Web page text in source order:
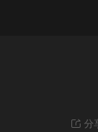
分